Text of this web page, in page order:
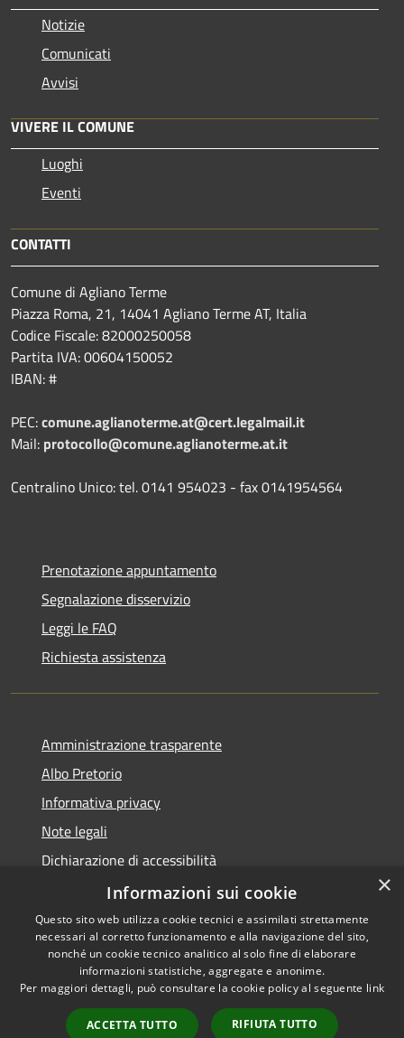
Notizie
Comunicati
Avvisi
VIVERE IL COMUNE
Luoghi
Eventi
CONTATTI
Comune di Agliano Terme
Piazza Roma, 21, 14041 Agliano Terme AT, Italia
Codice Fiscale: 82000250058
Partita IVA: 00604150052
IBAN: #
PEC:comune.aglianoterme.at@cert.legalmail.it
Mail: protocollo@comune.aglianoterme.at.it
Centralino Unico: tel. 0141 954023 - fax 0141954564
Prenotazione appuntamento
Segnalazione disservizio
Leggi le FAQ
Richiesta assistenza
Amministrazione trasparente
Albo Pretorio
Informativa privacy
Note legali
Dichiarazione di accessibilità
Accessibilità
Privacy
Comune convenzionato
Astigov
Progetto|Convenzione|
Adesioni
×
Informazioni sui cookie
Questo sito web utilizza cookie tecnici e assimilati strettamente
necessari al corretto funzionamento e alla navigazione del sito,
nonché un cookie tecnico analitico al solo fine di elaborare
informazioni statistiche, aggregate e anonime.
Per maggiori dettagli, può consultare la cookie policy al seguente link
ACCETTA TUTTO RIFIUTA TUTTO